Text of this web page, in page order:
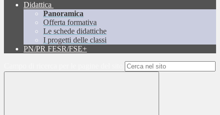
Didattica
Panoramica
Offerta formativa
Le schede didattiche
I progetti delle classi
PN/PR FESR/FSE+